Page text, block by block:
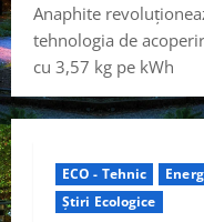
Anaphite
tehnologia de
cu 3,57 kg pe kWh
ECO - Tehnic
Știri Ecologice